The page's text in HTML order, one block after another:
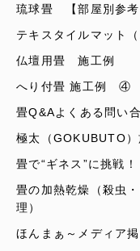
琉球畳 【部屋別参考
テキスタイルマット
仏壇用畳 施工例
へり付畳 施工例 ④
畳Q&Aよくある問い
極太（GOKUBUTO）
畳で“ギネス”に挑戦！
畳の加熱乾燥（殺虫
理）
ほんまぁ～メディア